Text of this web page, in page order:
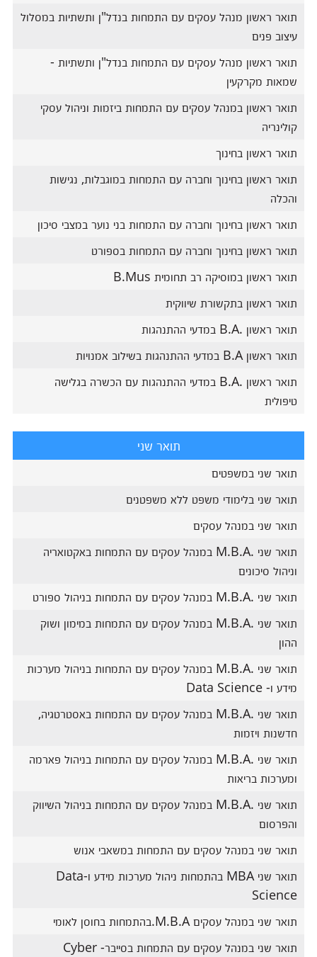
תואר ראשון מנהל עסקים עם התמחות בנדל"ן ותשתיות במסלול
עיצוב פנים
תואר ראשון מנהל עסקים עם התמחות בנדל"ן ותשתיות -
שמאות מקרקעין
תואר ראשון במנהל עסקים עם התמחות ביזמות וניהול עסקי
קולינריה
תואר ראשון בחינוך
תואר ראשון בחינוך וחברה עם התמחות במוגבלות, נגישות
והכלה
תואר ראשון בחינוך וחברה עם התמחות בני נוער במצבי סיכון
תואר ראשון בחינוך וחברה עם התמחות בספורט
תואר ראשון במוסיקה רב תחומית B.Mus
תואר ראשון בתקשורת שיווקית
תואר ראשון .B.A במדעי ההתנהגות
תואר ראשון B.A במדעי ההתנהגות בשילוב אמנויות
תואר ראשון .B.A במדעי ההתנהגות עם הכשרה בגלישה
טיפולית
תואר שני
תואר שני במשפטים
תואר שני בלימודי משפט ללא משפטנים
תואר שני במנהל עסקים
תואר שני .M.B.A במנהל עסקים עם התמחות באקטואריה
וניהול סיכונים
תואר שני .M.B.A במנהל עסקים עם התמחות בניהול ספורט
תואר שני .M.B.A במנהל עסקים עם התמחות במימון ושוק
ההון
תואר שני .M.B.A במנהל עסקים עם התמחות בניהול מערכות
מידע ו- Data Science
תואר שני .M.B.A במנהל עסקים עם התמחות באסטרטגיה,
חדשנות ויזמות
תואר שני .M.B.A במנהל עסקים עם התמחות בניהול פארמה
ומערכות בריאות
תואר שני .M.B.A במנהל עסקים עם התמחות בניהול השיווק
והפרסום
תואר שני במנהל עסקים עם התמחות במשאבי אנוש
תואר שני MBA בהתמחות ניהול מערכות מידע ו-Data
Science
תואר שני במנהל עסקים M.B.A.בהתמחות בחוסן לאומי
תואר שני במנהל עסקים עם התמחות בסייבר- Cyber